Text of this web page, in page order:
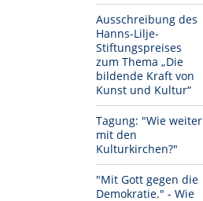
Ausschreibung des
Hanns-Lilje-
Stiftungspreises
zum Thema „Die
bildende Kraft von
Kunst und Kultur“
Tagung: "Wie weiter
mit den
Kulturkirchen?"
"Mit Gott gegen die
Demokratie." - Wie